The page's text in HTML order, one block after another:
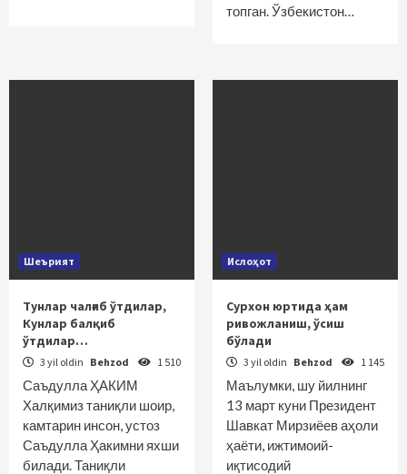
топган. Ўзбекистон…
Шеърият
Тунлар чалғиб ўтдилар,
Кунлар балқиб
ўтдилар…
3 yil oldin Behzod 1 510
Саъдулла ҲАКИМ
Халқимиз таниқли шоир,
камтарин инсон, устоз
Саъдулла Ҳакимни яхши
билади. Таниқли
Ислоҳот
Сурхон юртида ҳам
ривожланиш, ўсиш
бўлади
3 yil oldin Behzod 1 145
Маълумки, шу йилнинг
13 март куни Президент
Шавкат Мирзиёев аҳоли
ҳаёти, ижтимоий-
иқтисодий